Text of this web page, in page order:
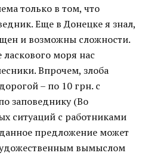
только в том, что
Еще в Донецке я знал,
и возможны сложности.
ласкового моря нас
Впрочем, злоба
– по 10 грн. с
заповеднику (Во
ситуаций с работниками
предложение может
вымыслом